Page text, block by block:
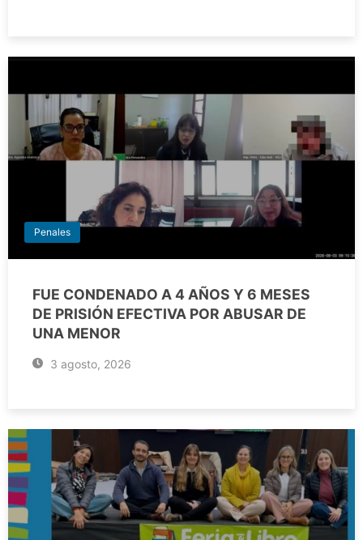
Penales
FUE CONDENADO A 4 AÑOS Y 6 MESES
DE PRISIÓN EFECTIVA POR ABUSAR DE
UNA MENOR
3 agosto, 2026